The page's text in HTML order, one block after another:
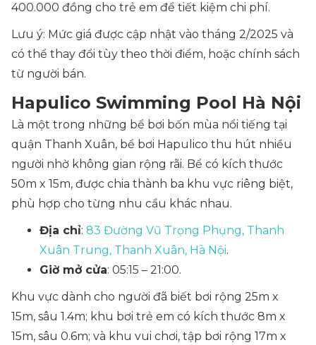
400.000 đồng cho trẻ em để tiết kiệm chi phí.
Lưu ý: Mức giá được cập nhật vào tháng 2/2025 và
có thể thay đổi tùy theo thời điểm, hoặc chính sách
từ người bán.
Hapulico Swimming Pool Hà Nội
Là một trong những bể bơi bốn mùa nổi tiếng tại
quận Thanh Xuân, bể bơi Hapulico thu hút nhiều
người nhờ không gian rộng rãi. Bể có kích thước
50m x 15m, được chia thành ba khu vực riêng biệt,
phù hợp cho từng nhu cầu khác nhau.
Địa chỉ: 83 Đường Vũ Trọng Phụng, Thanh
Xuân Trung, Thanh Xuân, Hà Nội.
Giờ mở cửa: 05:15 – 21:00.
Khu vực dành cho người đã biết bơi rộng 25m x
15m, sâu 1.4m; khu bơi trẻ em có kích thước 8m x
15m, sâu 0.6m; và khu vui chơi, tập bơi rộng 17m x